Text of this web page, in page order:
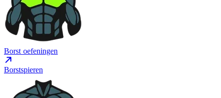
Borst oefeningen
Borstspieren